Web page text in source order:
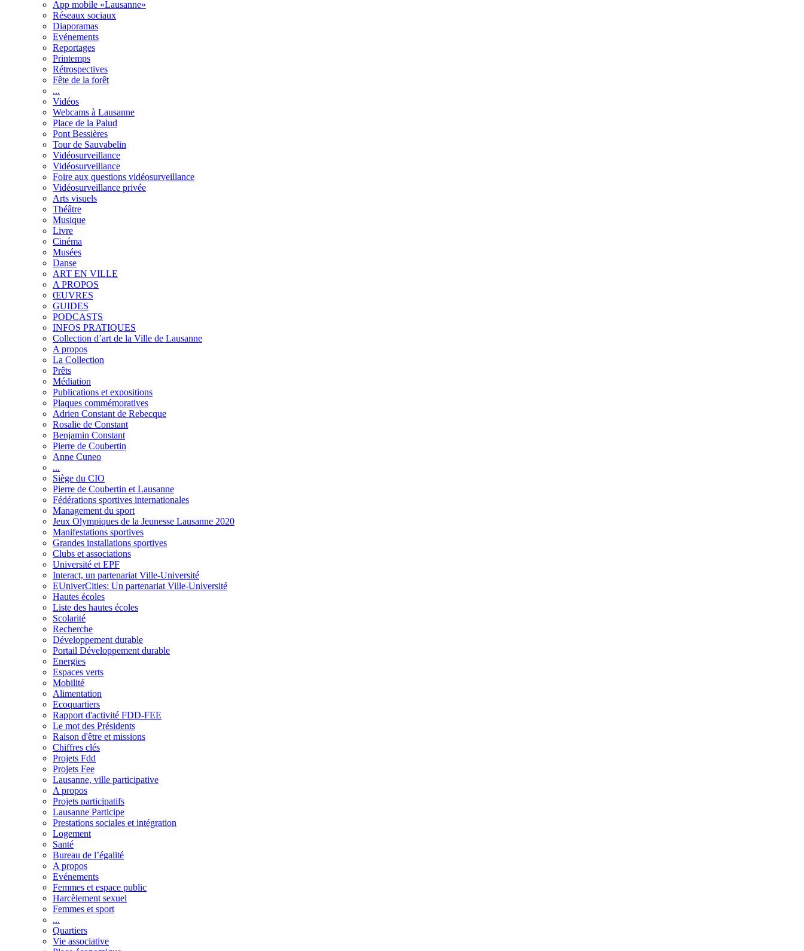
App mobile «Lausanne»
Réseaux sociaux
Diaporamas
Evénements
Reportages
Printemps
Rétrospectives
Fête de la forêt
...
Vidéos
Webcams à Lausanne
Place de la Palud
Pont Bessières
Tour de Sauvabelin
Vidéosurveillance
Vidéosurveillance
Foire aux questions vidéosurveillance
Vidéosurveillance privée
Arts visuels
Théâtre
Musique
Livre
Cinéma
Musées
Danse
ART EN VILLE
A PROPOS
ŒUVRES
GUIDES
PODCASTS
INFOS PRATIQUES
Collection d’art de la Ville de Lausanne
A propos
La Collection
Prêts
Médiation
Publications et expositions
Plaques commémoratives
Adrien Constant de Rebecque
Rosalie de Constant
Benjamin Constant
Pierre de Coubertin
Anne Cuneo
...
Siège du CIO
Pierre de Coubertin et Lausanne
Fédérations sportives internationales
Management du sport
Jeux Olympiques de la Jeunesse Lausanne 2020
Manifestations sportives
Grandes installations sportives
Clubs et associations
Université et EPF
Interact, un partenariat Ville-Université
EUniverCities: Un partenariat Ville-Université
Hautes écoles
Liste des hautes écoles
Scolarité
Recherche
Développement durable
Portail Développement durable
Energies
Espaces verts
Mobilité
Alimentation
Ecoquartiers
Rapport d'activité FDD-FEE
Le mot des Présidents
Raison d'être et missions
Chiffres clés
Projets Fdd
Projets Fee
Lausanne, ville participative
A propos
Projets participatifs
Lausanne Participe
Prestations sociales et intégration
Logement
Santé
Bureau de l’égalité
A propos
Evénements
Femmes et espace public
Harcèlement sexuel
Femmes et sport
...
Quartiers
Vie associative